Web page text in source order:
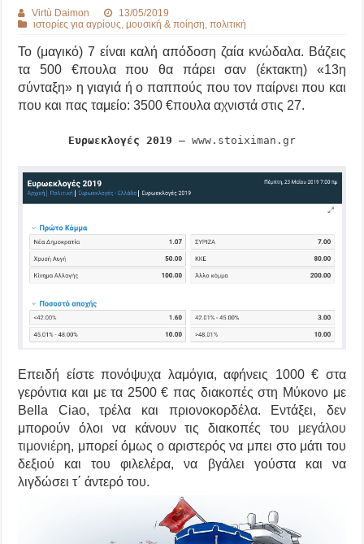
Virtù Daimon
13/05/2019
ιστορίες για αγρίους,μουσική & ποίηση,πολιτική
Το (μαγικό) 7 είναι καλή απόδοση ζαία κνώδαλα. Βάζεις
τα 500 €πουλα που θα πάρει σαν (έκτακτη) «13η
σύνταξη» η γιαγιά ή ο παππούς που τον παίρνει που και
που και πας ταμείο: 3500 €πουλα αχνιστά στις 27.
Ευρωεκλογές 2019 – www.stoiximan.gr
Επειδή είστε πονόψυχα λαμόγια, αφήνεις 1000 € στα
γερόντια και με τα 2500 € πας διακοπές στη Μύκονο με
Bella Ciao, τρέλα και πριονοκορδέλα. Εντάξει, δεν
μπορούν όλοι να κάνουν τις διακοπές του μεγάλου
τιμονιέρη, μπορεί όμως ο αριστερός να μπει στο μάτι του
δεξιού και του φιλελέρα, να βγάλει γούστα και να
λιγδώσει τ΄ άντερό του.